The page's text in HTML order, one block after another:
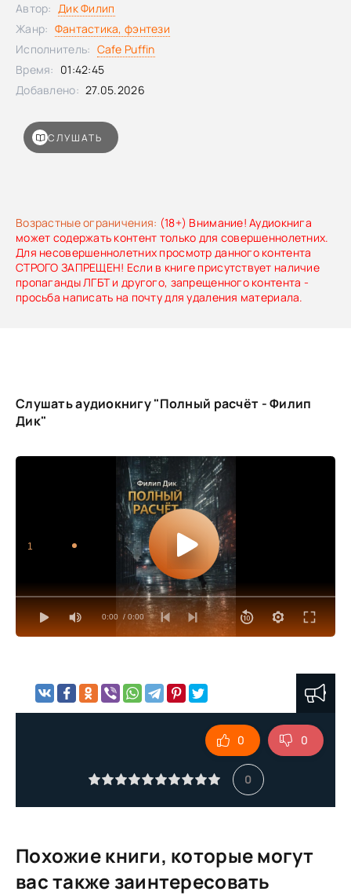
корпораций и государства, где на кону — свобода, память
и будущее.
Возрастные ограничения: (18+) Внимание! Аудиокнига
может содержать контент только для совершеннолетних.
Для несовершеннолетних просмотр данного контента
СТРОГО ЗАПРЕЩЕН! Если в книге присутствует наличие
пропаганды ЛГБТ и другого, запрещенного контента -
просьба написать на почту для удаления материала.
СЛУШАТЬ
Автор: Дик Филип
Жанр: Фантастика, фэнтези
Исполнитель: Cafe Puffin
Время: 01:42:45
Добавлено: 27.05.2026
Слушать аудиокнигу "Полный расчёт - Филип
Дик"
0:00 / 0:00
1
0
0 0
Похожие книги, которые могут
вас также заинтересовать